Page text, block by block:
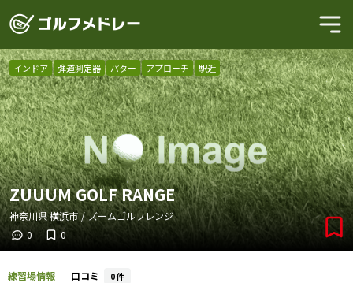
インドア 弾道測定器 パター アプローチ 駅近
ZUUUM GOLF RANGE
神奈川県横浜市 / ズームゴルフレンジ
0
0
練習場情報 口コミ 0件